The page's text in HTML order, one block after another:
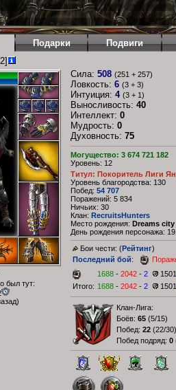
Подарки Подвиги
был тут:
Сила: 508 (251 + 257)
Ловкость: 6 (3 + 3)
Интуиция: 4 (3 + 1)
Выносливость: 40
Интеллект: 0
Мудрость: 0
Духовность: 75
Могущество: 3 674 721 182
Уровень: 12
Титул: Покоритель Лиги
Уровень благородства: 130
Побед: 54 707
Поражений: 5 834
Ничьих: 30
Клан: RecruitsHunters
Место рождения: Dreams city
День рождения персонажа:
Бои чести: (Рейтинг)
Последний бой:
1688 - 2042 - 2 1501
Итого: 1688 - 2042 - 2 1501
Клан-Лига:
Боёв: 65 (5/15)
Побед: 22 (22/30)
Побед подряд: 0